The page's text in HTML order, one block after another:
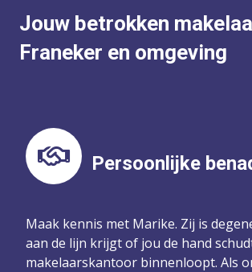
Jouw betrokken
Franeker en omgeving
Persoonlijke
Maak kennis met Marike. Zij is
aan de lijn krijgt of jou de hand
makelaarskantoor binnenloopt. Als